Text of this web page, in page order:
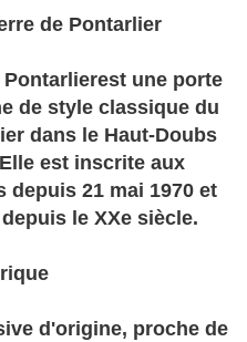
de Pontarlier
une porte
de style classique du
dans le Haut-Doubs
est inscrite aux
21 mai 1970 et
le XXe siècle.
d'origine, proche de